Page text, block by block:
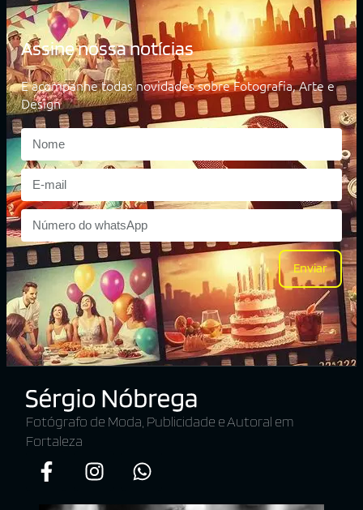
Assine nossa notícias
E acompanhe todas novidades sobre Fotografia, Arte e
Design
Enviar
Fotógrafo de Moda, Publicidade e Autoral em
Fortaleza